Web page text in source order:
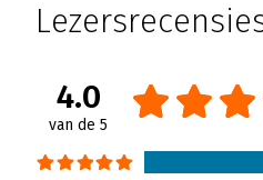
Zeggen wat er
adviezen al
de adviezen
Elbers dan
4.0
van de 5